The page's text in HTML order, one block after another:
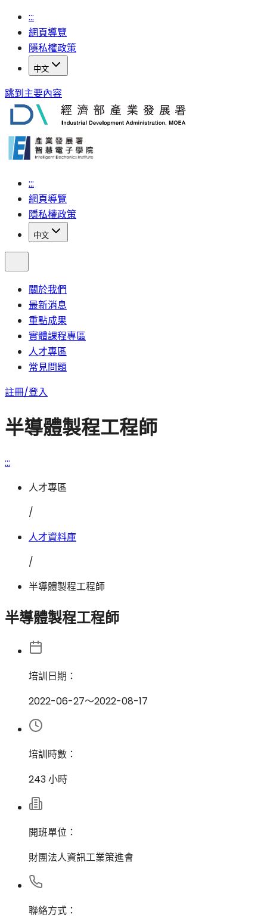
:::
網頁導覽
隱私權政策
中文
跳到主要內容
:::
網頁導覽
隱私權政策
中文
關於我們
最新消息
重點成果
實體課程專區
人才專區
常見問題
註冊/登入
半導體製程工程師
:::
人才專區
/
人才資料庫
/
半導體製程工程師
半導體製程工程師
培訓日期：
2022-06-27～2022-08-17
培訓時數：
243 小時
開班單位：
財團法人資訊工業策進會
聯絡方式：